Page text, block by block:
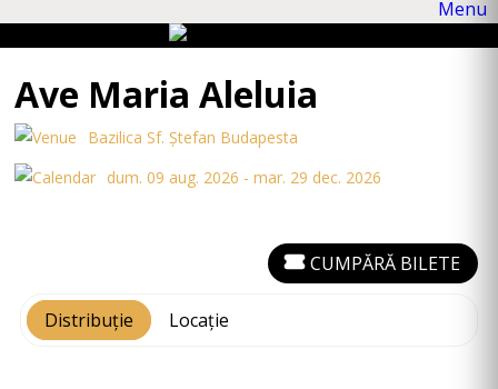
Ave Maria Aleluia
Bazilica Sf. Ștefan Budapesta
dum. 09 aug. 2026 - mar. 29 dec. 2026
Distribuție Locație
CUMPĂRĂ BILETE